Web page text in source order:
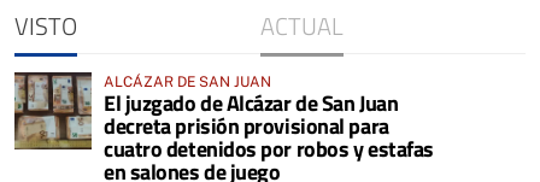
VISTO ACTUAL
ALCÁZAR DE SAN JUAN
El juzgado de Alcázar de San Juan
decreta prisión provisional para
cuatro detenidos por robos y estafas
en salones de juego